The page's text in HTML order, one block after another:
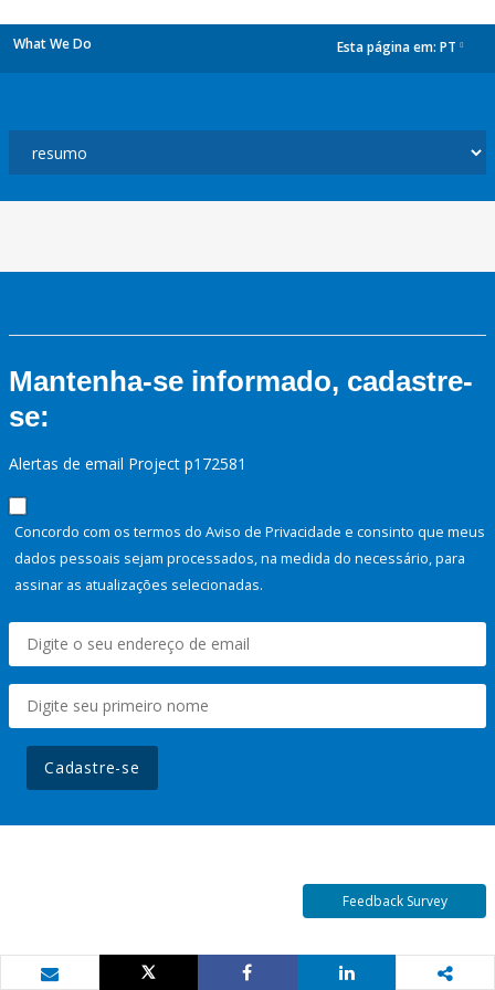
What We Do Esta página em: PT
Mantenha-se informado, cadastre-
se:
Alertas de email Project p172581
Concordo com os termos do Aviso de Privacidade e consinto que meus
dados pessoais sejam processados, na medida do necessário, para
assinar as atualizações selecionadas.
Cadastre-se
Feedback Survey